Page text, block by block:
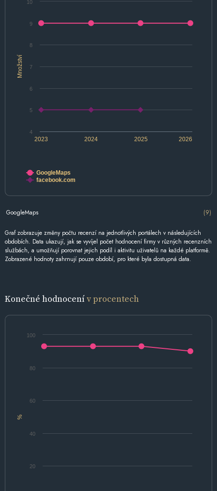
Množství
2024 2026
2023 2025
4
5
6
7
8
9
10
GoogleMaps
facebook.com
GoogleMaps (9)
Graf zobrazuje změny počtu recenzí na jednotlivých portálech v následujících
obdobích. Data ukazují, jak se vyvíjel počet hodnocení firmy v různých recenzních
službách, a umožňují porovnat jejich podíl i aktivitu uživatelů na každé platformě.
Zobrazené hodnoty zahrnují pouze období, pro které byla dostupná data.
Konečné hodnocenív procentech
%
20
40
60
80
100